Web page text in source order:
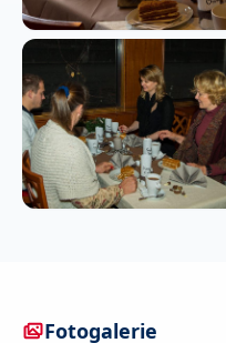
Fotogalerie